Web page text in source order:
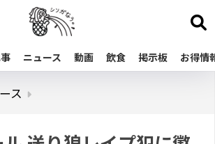
ニュース 動画 飲食 掲示板 お得情
ス